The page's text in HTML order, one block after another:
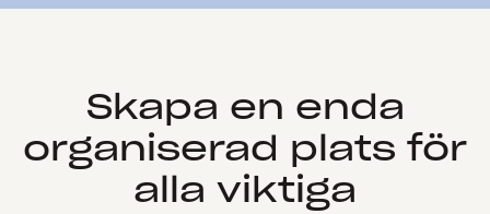
Skapa en enda
organiserad plats för
alla viktiga